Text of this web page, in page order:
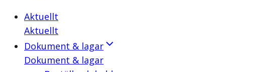
Aktuellt
Aktuellt
Dokument & lagar
Dokument & lagar